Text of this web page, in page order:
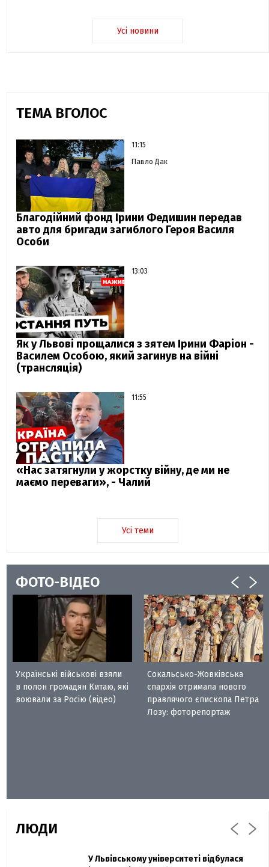
Усі новини
ТЕМА ВГОЛОС
11:15
Павло Дак
Благодійний фонд Ірини Федишин передав
авто для бригади загиблого Героя Василя
Особи
13:03
Як у Львові прощалися з зятем Ірини Фаріон -
Василем Особою, який загинув на війні
(трансляція)
11:55
«Нас затягнули у жорстку війну, де ми не
маємо переваги», - Чалий
Усі теми
ФОТО-ВІДЕО
Українські військові взяли
в полон громадян Китаю, які
воювали за Росію (відео)
Сокальсько-Жовківська
єпархія отримала нового
правлячого єпископа Петра
Лозу: фоторепортаж
ЛЮДИ
Павло Дак
Захисник "Азовсталі" Діанов вдруге
У Львівському університеті відбулася